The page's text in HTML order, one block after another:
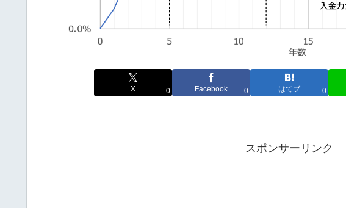
X 0 Facebook 0 はてブ 0
スポンサーリンク